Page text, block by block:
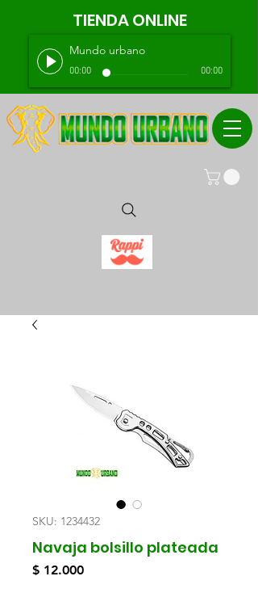
TIENDA ONLINE
Mundo urbano
00:00 00:00
SKU: 1234432
Navaja bolsillo plateada
$ 12.000Precio